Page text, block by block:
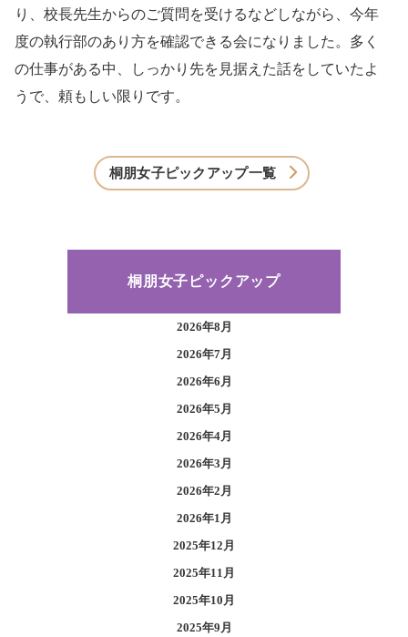
り、校長先生からのご質問を受けるなどしながら、今年
度の執行部のあり方を確認できる会になりました。多く
の仕事がある中、しっかり先を見据えた話をしていたよ
うで、頼もしい限りです。
桐朋女子ピックアップ一覧
桐朋女子ピックアップ
2026年8月
2026年7月
2026年6月
2026年5月
2026年4月
2026年3月
2026年2月
2026年1月
2025年12月
2025年11月
2025年10月
2025年9月